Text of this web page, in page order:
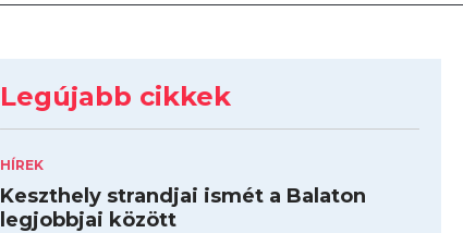
Legújabb cikkek
HÍREK
Keszthely strandjai ismét a Balaton
legjobbjai között